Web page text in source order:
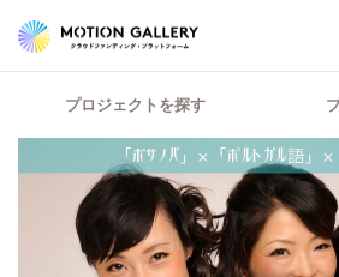
プロジェクトを探す